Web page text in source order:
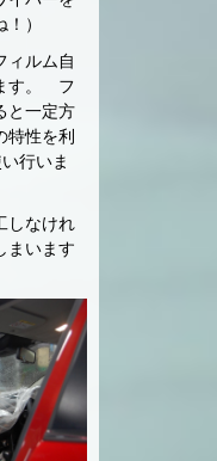
）
ィルム自
す。 フ
と一定方
特性を利
行いま
しなけれ
まいます